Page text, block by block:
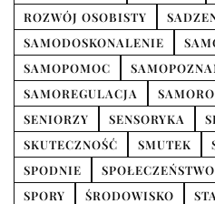
ROZWÓJ OSOBISTY
SAMODOSKONALENIE
SAMOPOMOC
SAMOREGULACJA
SENIORZY
SENSORYKA
SKUTECZNOŚĆ
SMUTEK
SPODNIE
SPOŁECZEŃSTWO
SPORY
ŚRODOWISKO